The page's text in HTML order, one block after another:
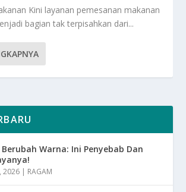
Kini layanan pemesanan makanan
bagian tak terpisahkan dari...
Warna: Ini Penyebab Dan
2026 | RAGAM